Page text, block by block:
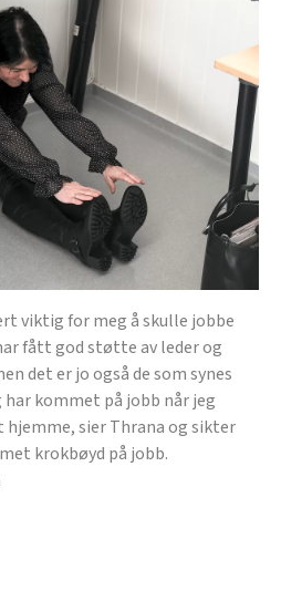
viktig for meg å skulle jobbe
fått god støtte av leder og
det er jo også de som synes
kommet på jobb når jeg
sier Thrana og sikter
krokbøyd på jobb.